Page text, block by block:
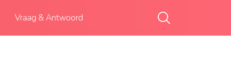
Vraag & Antwoord